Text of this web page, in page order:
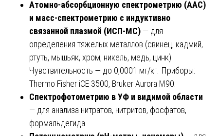
Атомно-абсорбционную спектрометрию (ААС)
и масс-спектрометрию с индуктивно
связанной плазмой (ИСП-МС) — для
определения тяжелых металлов (свинец, кадмий,
ртуть, мышьяк, хром, никель, медь, цинк).
Чувствительность — до 0,0001 мг/кг. Приборы:
Thermo Fisher iCE 3500, Bruker Aurora M90.
Спектрофотометрию в УФ и видимой области
— для анализа нитратов, нитритов, фосфатов,
формальдегида.